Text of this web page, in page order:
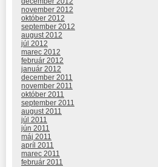
november 2012
október 2012
september 2012
august 2012
júl 2012
marec 2012
február 2012
január 2012
december 2011
november 2011
október 2011
september 2011
august 2011
júl 2011
jún 2011
máj 2011
apríl 2011
marec 2011
február 2011